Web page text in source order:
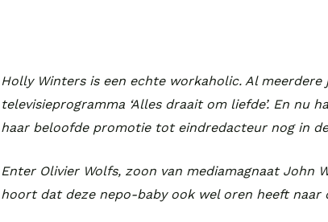
Holly Winters is een echte workaholic. Al
televisieprogramma ‘Alles draait om liefde’. En
haar beloofde promotie tot eindredacteur nog in
Enter Olivier Wolfs, zoon van mediamagnaat John
hoort dat deze nepo-baby ook wel oren heeft naar